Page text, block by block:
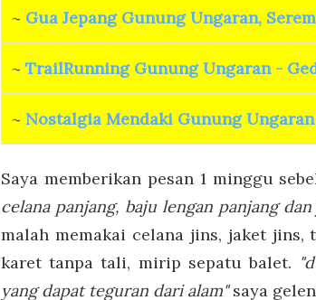
~ Gua Jepang Gunung Ungaran,
~ TrailRunning Gunung Ungaran -
~ Nostalgia Mendaki Gunung Ungaran
Saya memberikan pesan 1 minggu
celana panjang, baju lengan panjang
malah memakai celana jins, jaket
karet tanpa tali, mirip sepatu balet.
yang dapat teguran dari alam"saya